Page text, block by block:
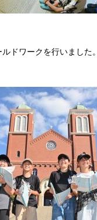
ドワークを行いました。